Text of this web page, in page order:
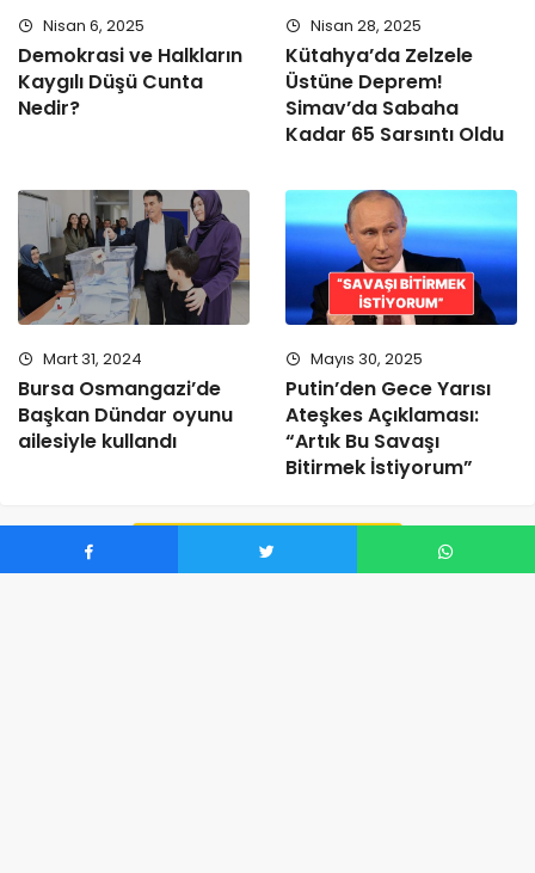
Nisan 6, 2025
Demokrasi ve Halkların
Kaygılı Düşü Cunta
Nedir?
Nisan 28, 2025
Kütahya’da Zelzele
Üstüne Deprem!
Simav’da Sabaha
Kadar 65 Sarsıntı Oldu
Mart 31, 2024
Bursa Osmangazi’de
Başkan Dündar oyunu
ailesiyle kullandı
Mayıs 30, 2025
Putin’den Gece Yarısı
Ateşkes Açıklaması:
“Artık Bu Savaşı
Bitirmek İstiyorum”
Yorumları Göster (0)